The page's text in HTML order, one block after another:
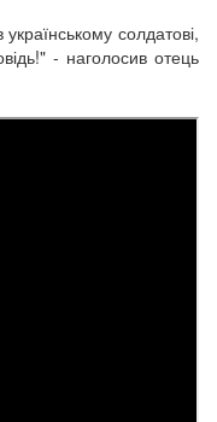
солдатові,
- наголосив отець